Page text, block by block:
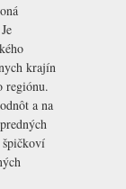
krajín
regiónu.
a na